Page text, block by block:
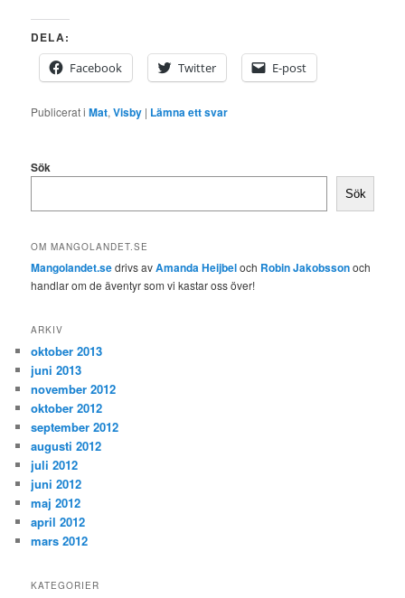
DELA:
Facebook
Twitter E-post
Publicerat i Mat,Visby | Lämna ett svar
Sök
Sök
OM MANGOLANDET.SE
Mangolandet.sedrivs avAmanda Heijbeloch Robin Jakobssonoch
handlar om de äventyr som vi kastar oss över!
ARKIV
oktober 2013
juni 2013
november 2012
oktober 2012
september 2012
augusti 2012
juli 2012
juni 2012
maj 2012
april 2012
mars 2012
KATEGORIER